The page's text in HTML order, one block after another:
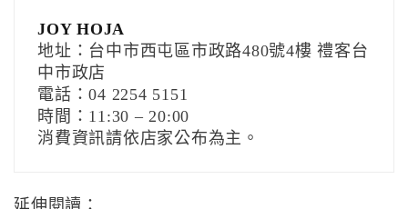
JOY HOJA
地址：台中市西屯區市政路480號4樓 禮客台
中市政店
電話：04 2254 5151
時間：11:30 – 20:00
消費資訊請依店家公布為主。
延伸閱讀：